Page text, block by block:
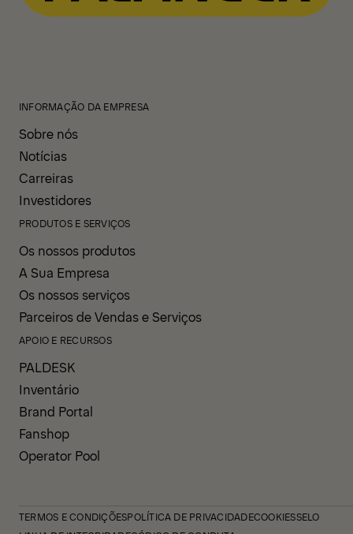
INFORMAÇÃO DA EMPRESA
Sobre nós
Notícias
Carreiras
Investidores
PRODUTOS E SERVIÇOS
Os nossos produtos
A Sua Empresa
Os nossos serviços
Parceiros de Vendas e Serviços
APOIO E RECURSOS
PALDESK
Inventário
Brand Portal
Fanshop
Operator Pool
TERMOS E CONDIÇÕESPOLÍTICA DE PRIVACIDADECOOKIESSELO